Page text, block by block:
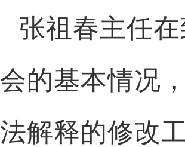
张祖春主任
会的基本情况
法解释的修改